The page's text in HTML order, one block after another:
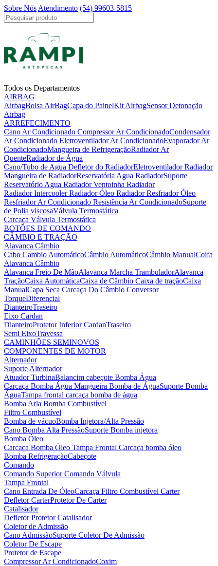
Sobre Nós Atendimento (54) 99603-5815
Todos os Departamentos
AIRBAG
AirbagBolsa AirBagCapa do PainelKit AirbagSensor Detonação
Airbag
ARREFECIMENTO
Cano Ar Condicionado Compressor Ar CondicionadoCondensador
Ar Condicionado Eletroventilador Ar CondicionadoEvaporador Ar
CondicionadoMangueira de RefrigeraçãoRadiador Ar
QuenteRadiador de Água
Cano/Tubo de Agua Defletor do RadiadorEletroventilador Radiador
Mangueira de RadiadorReservatória Agua RadiadorSuporte
Reservatório Agua RadiadorVentoinha Radiador
Radiador IntercoolerRadiador Óleo Radiador Resfriador Óleo
Resfriador Ar Condicionado Resistência Ar CondicionadoSuporte
de Polia viscosaVálvula Termostática
Carcaça Válvula Termostática
BOTÕES DE COMANDO
CÂMBIO E TRAÇÃO
Alavanca Câmbio
Cabo Cambio AutomáticoCâmbio AutomáticoCâmbio ManualCoifa
Alavanca Câmbio
Alavanca Freio De MãoAlavanca Marcha TrambuladorAlavanca
TraçãoCaixa AutomáticaCaixa de Câmbio Caixa de traçãoCaixa
ManualCapa Seca Carcaça Do Câmbio Conversor
TorqueDiferencial
DianteiroTraseiro
Eixo Cardan
DianteiroProtetor Inferior CardanTraseiro
Semi EixoTravessa
CAMINHÕES SEMINOVOS
COMPONENTES DE MOTOR
Alternador
Suporte Alternador
Atuador TurbinaBalancim cabeçote Bomba Água
Carcaça Bomba Água Mangueira Bomba de ÁguaSuporte Bomba
ÁguaTampa frontal carcaça bomba de água
Bomba Arla Bomba Combustível
Filtro Combustível
Bomba de vácuoBomba Injetora/Alta Pressão
Cano Bomba Alta PressãoSuporte Bomba injetora
Bomba Óleo
Carcaça Bomba Óleo Tampa Frontal Carcaça bomba óleo
Bomba RefrigeraçãoCabeçote
Comando
Comando SuperiorComando Válvula
Tampa Frontal
Cano Entrada De ÓleoCarcaça Filtro Combustível Carter
Defletor CarterProtetor De Carter
Catalisador
Defletor Protetor Catalisador
Coletor de Admissão
Cano AdmissãoSuporte Coletor De Admissão
Coletor De Escape
Protetor de Escape
Compressor Ar CondicionadoCoxim